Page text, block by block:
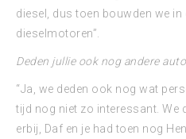
diesel, dus toen bouwden we in
dieselmotoren”.
Deden jullie ook nog andere
“Ja, we deden ook nog wat
tijd nog niet zo interessant. We
erbij, Daf en je had toen nog